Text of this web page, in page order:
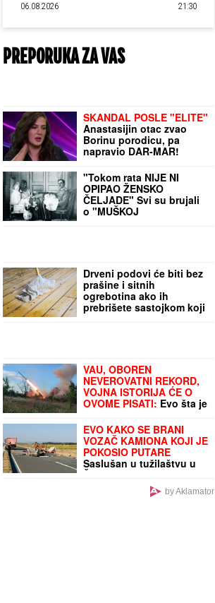
06.08.2026 21:30
PREPORUKA ZA VAS
SKANDAL POSLE "ELITE"
Anastasijin otac zvao
Borinu porodicu, pa
napravio DAR-MAR!
Tenzije eskalirale u
porodični rat, pa usledio
OBRT
"Tokom rata NIJE NI
OPIPAO ŽENSKO
ČELJADE" Svi su brujali
o "MUŠKOJ
dobio VANBRAČNU
ĆERKU
Drveni podovi će biti bez
prašine i sitnih
ogrebotina ako ih
prebrišete sastojkom koji
svi imaju u kuhinji: Ne
VAU, OBOREN
NEVEROVATNI REKORD,
VOJNA ISTORIJA ĆE O
OVOME PISATI: Evo šta je
samo jedan dan
EVO KAKO SE BRANI
VOZAČ KAMIONA KOJI JE
POKOSIO PUTARE
Saslušan u tužilaštvu u
Šapcu: Udario u pešake
na putu, pa završio kod
metalne ograde
by Aklamator